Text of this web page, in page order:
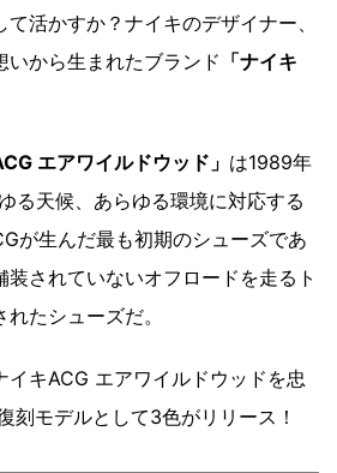
活かすか？ナイキのデザイナー、
いから生まれたブランド 「ナイキ
エアワイルドウッド」 は1989年
る天候、あらゆる環境に対応する
が生んだ最も初期のシューズであ
装されていないオフロードを走るト
たシューズだ。
イキACG エアワイルドウッドを忠
刻モデルとして3色がリリース！